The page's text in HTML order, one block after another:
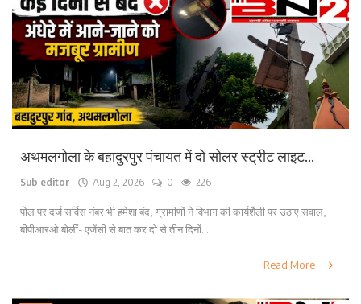
अथमलगोला के बहादुरपुर पंचायत में दो सोलर स्ट्रीट लाइट...
Sub editor Aug 2, 2026 0 226
पोल पर दर्ज सर्विस नंबर भी हमेशा बंद, ग्रामीणों ने विभाग की कार्यशैली पर उठाए सवाल,
बीपीआरओ बोलीं- एजेंसी से बात कर दो से तीन दिनों...
Read More